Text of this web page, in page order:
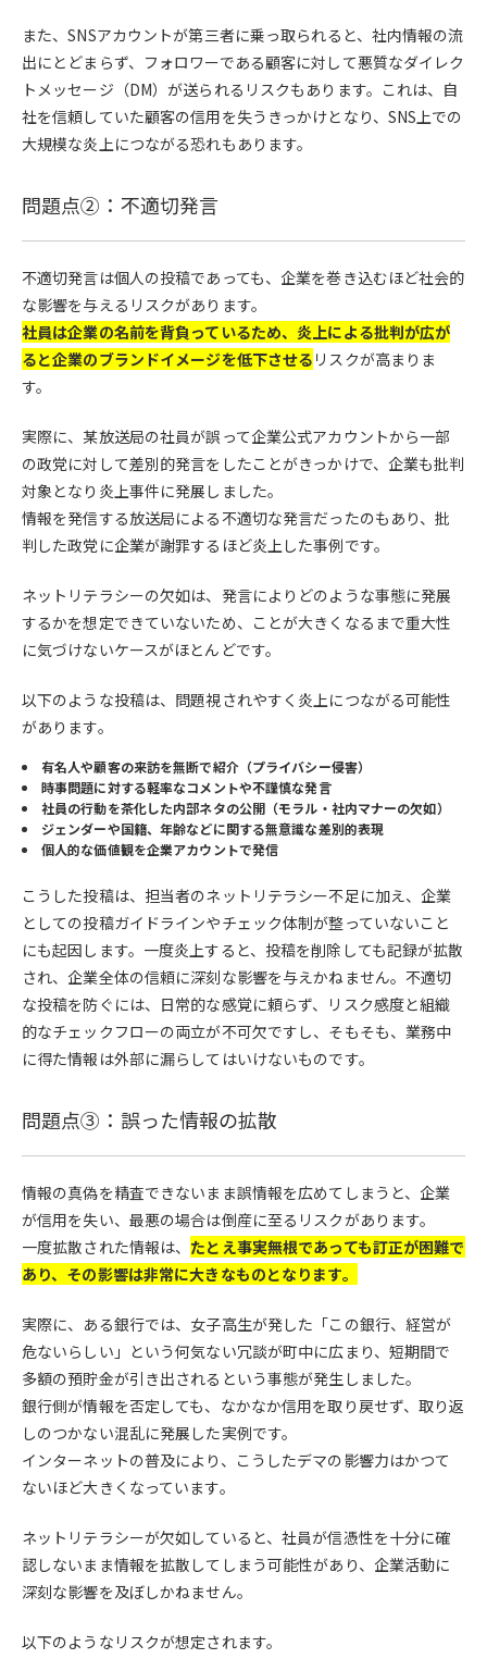
また、SNSアカウントが第三者に乗っ取られると、社内情報の流
出にとどまらず、フォロワーである顧客に対して悪質なダイレク
トメッセージ（DM）が送られるリスクもあります。これは、自
社を信頼していた顧客の信用を失うきっかけとなり、SNS上での
大規模な炎上につながる恐れもあります。
問題点②：不適切発言
不適切発言は個人の投稿であっても、企業を巻き込むほど社会的
な影響を与えるリスクがあります。
社員は企業の名前を背負っているため、炎上による批判が広が
ると企業のブランドイメージを低下させる リスクが高まりま
す。
実際に、某放送局の社員が誤って企業公式アカウントから一部
の政党に対して差別的発言をしたことがきっかけで、企業も批判
対象となり炎上事件に発展しました。
情報を発信する放送局による不適切な発言だったのもあり、批
判した政党に企業が謝罪するほど炎上した事例です。
ネットリテラシーの欠如は、発言によりどのような事態に発展
するかを想定できていないため、ことが大きくなるまで重大性
に気づけないケースがほとんどです。
以下のような投稿は、問題視されやすく炎上につながる可能性
があります。
有名人や顧客の来訪を無断で紹介（プライバシー侵害）
時事問題に対する軽率なコメントや不謹慎な発言
社員の行動を茶化した内部ネタの公開（モラル・社内マナーの欠如）
ジェンダーや国籍、年齢などに関する無意識な差別的表現
個人的な価値観を企業アカウントで発信
こうした投稿は、担当者のネットリテラシー不足に加え、企業
としての投稿ガイドラインやチェック体制が整っていないこと
にも起因します。一度炎上すると、投稿を削除しても記録が拡散
され、企業全体の信頼に深刻な影響を与えかねません。不適切
な投稿を防ぐには、日常的な感覚に頼らず、リスク感度と組織
的なチェックフローの両立が不可欠ですし、そもそも、業務中
に得た情報は外部に漏らしてはいけないものです。
問題点③：誤った情報の拡散
情報の真偽を精査できないまま誤情報を広めてしまうと、企業
が信用を失い、最悪の場合は倒産に至るリスクがあります。
一度拡散された情報は、 たとえ事実無根であっても訂正が困難で
あり、その影響は非常に大きなものとなります。
実際に、ある銀行では、女子高生が発した「この銀行、経営が
危ないらしい」という何気ない冗談が町中に広まり、短期間で
多額の預貯金が引き出されるという事態が発生しました。
銀行側が情報を否定しても、なかなか信用を取り戻せず、取り返
しのつかない混乱に発展した実例です。
インターネットの普及により、こうしたデマの影響力はかつて
ないほど大きくなっています。
ネットリテラシーが欠如していると、社員が信憑性を十分に確
認しないまま情報を拡散してしまう可能性があり、企業活動に
深刻な影響を及ぼしかねません。
以下のようなリスクが想定されます。